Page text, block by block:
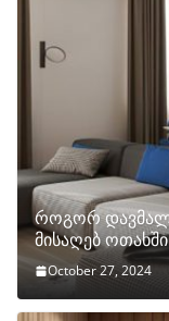
როგორ
მისაღებ ოთახში
October 27, 2024